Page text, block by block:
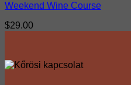
Weekend Wine Course
$29.00